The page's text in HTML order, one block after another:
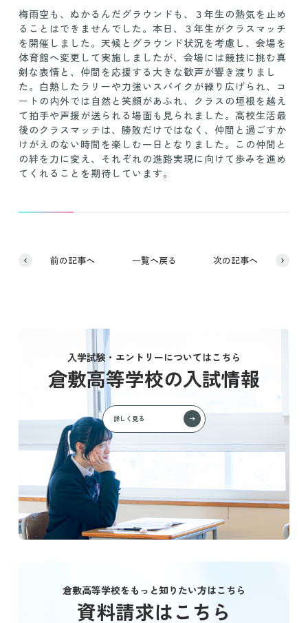
梅雨空も、ぬかるんだグラウンドも、３年生の熱気を止め
ることはできませんでした。本日、３年生がクラスマッチ
を開催しました。天候とグラウンド状況を考慮し、会場を
体育館へ変更して実施しましたが、会場には競技に挑む真
剣な表情と、仲間を応援する大きな歓声が響き渡りまし
た。白熱したラリーや力強いスパイクが繰り広げられ、コ
ートの内外では自然と笑顔があふれ、クラスの垣根を越え
て拍手や声援が送られる場面も見られました。高校生活最
後のクラスマッチは、勝敗だけではなく、仲間と過ごすか
けがえのない時間を楽しむ一日となりました。この仲間と
の絆を力に変え、それぞれの進路実現に向けて歩みを進め
てくれることを期待しています。
前の記事へ 次の記事へ
一覧へ戻る
入学試験・エントリーについてはこちら
倉敷高等学校の入試情報
詳しく見る
倉敷高等学校をもっと知りたい方はこちら
資料請求はこちら